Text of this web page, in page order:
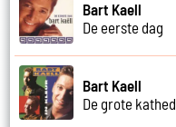
Bart Kaell
De eerste dag
Bart Kaell
De grote